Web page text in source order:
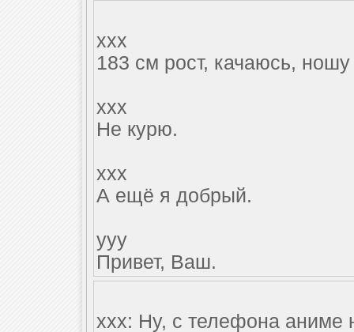
xxx
183 см рост, качаюсь,
xxx
Не курю.
xxx
А ещё я добрый.
yyy
Привет, Ваш.
ххх: Ну, с телефона аниме